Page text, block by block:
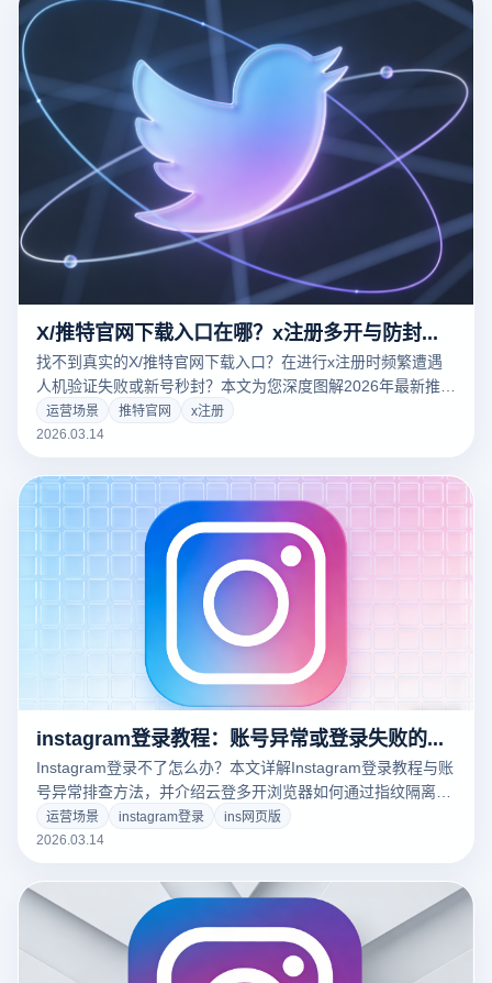
X/推特官网下载入口在哪？x注册多开与防封号终极指南
找不到真实的X/推特官网下载入口？在进行x注册时频繁遭遇
人机验证失败或新号秒封？本文为您深度图解2026年最新推特
官网真实入口与高权重x注册实操教程。结合跨境出海必备的
云登多开浏览器，揭秘如何通过底层硬件指纹物理隔离与纯净
连坐封号烦恼！立即点击获取防关联黑科技！
运营场景 推特官网
x注册
2026.03.14
instagram登录教程：账号异常或登录失败的排查指南
Instagram登录不了怎么办？本文详解Instagram登录教程与账
号异常排查方法，并介绍云登多开浏览器如何通过指纹隔离与
独立IP环境提升账号登录稳定性。
运营场景 instagram登录
ins网页版
2026.03.14